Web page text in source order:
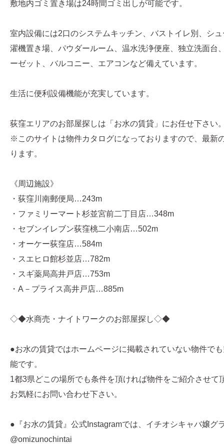
敷地内ゴミ置き場は24時間ゴミ出しが可能です。
室内設備には2口のシステムキッチン、バストイレ別、シ
濯機置き場、パウダールーム、温水洗浄便座、独立洗面台
ーゼット、バルコニー、エアコンなど備えています。
生活に便利設備機能が充実しています。
荻窪エリアのお部屋探しは「お水の賃貸」にお任せ下さい
※このサイトは物件カタログになっておりますので、最新
ります。
《周辺施設》
・荻窪川南郵便局…243m
・ファミリーマート杉並宮前二丁目店…348m
・セブンイレブン荻窪桃二小南店…502m
・オーケー荻窪店…584m
・スエヒロ館杉並店…782m
・スギ薬局高井戸店…753m
・A－プライス高井戸店…885m
◇◆水商売・ナイトワークのお部屋探し◇◆
●お水の賃貸ではホームページに掲載されていない物件で
能です。
1都3県どこの場所でも条件を頂ければ物件をご紹介させて
お気軽にお問い合わせ下さい。
●『お水の賃貸』公式Instagramでは、イチオシキャバ嬢グ
@omizunochintai